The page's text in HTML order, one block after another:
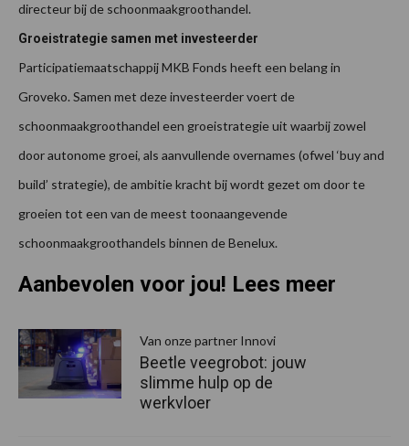
directeur bij de schoonmaakgroothandel.
Groeistrategie samen met investeerder
Participatiemaatschappij MKB Fonds heeft een belang in
Groveko. Samen met deze investeerder voert de
schoonmaakgroothandel een groeistrategie uit waarbij zowel
door autonome groei, als aanvullende overnames (ofwel ‘buy and
build’ strategie), de ambitie kracht bij wordt gezet om door te
groeien tot een van de meest toonaangevende
schoonmaakgroothandels binnen de Benelux.
Aanbevolen voor jou! Lees meer
Van onze partner Innovi
Beetle veegrobot: jouw
slimme hulp op de
werkvloer